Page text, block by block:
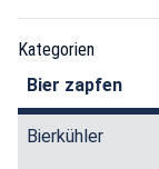
Kategorien
Bier zapfen
Bierkühler